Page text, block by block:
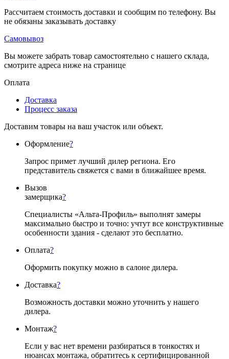
Рассчитаем стоимость доставки и сообщим по телефону. Вы
не обязаны заказывать доставку
Самовывоз
Вы можете забрать товар самостоятельно с нашего склада,
смотрите адреса ниже на странице
Оплата
Доставка
Процесс заказа
Доставим товары на ваш участок или объект.
Оформление?
Запрос примет лучший дилер региона. Его
представитель свяжется с вами в ближайшее время.
Вызов
замерщика?
Специалисты «Альта-Профиль» выполнят замеры
максимально быстро и точно: учтут все конструктивные
особенности здания - сделают это бесплатно.
Оплата?
Оформить покупку можно в салоне дилера.
Доставка?
Возможность доставки можно уточнить у нашего
дилера.
Монтаж?
Если у вас нет времени разбираться в тонкостях и
нюансах монтажа, обратитесь к сертифицированной